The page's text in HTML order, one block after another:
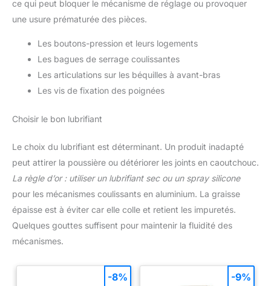
ce qui peut bloquer le mécanisme de réglage ou provoquer
une usure prématurée des pièces.
Les boutons-pression et leurs logements
Les bagues de serrage coulissantes
Les articulations sur les béquilles à avant-bras
Les vis de fixation des poignées
Choisir le bon lubrifiant
Le choix du lubrifiant est déterminant. Un produit inadapté
peut attirer la poussière ou détériorer les joints en caoutchouc.
La règle d’or : utiliser un lubrifiant sec ou un spray silicone
pour les mécanismes coulissants en aluminium. La graisse
épaisse est à éviter car elle colle et retient les impuretés.
Quelques gouttes suffisent pour maintenir la fluidité des
mécanismes.
-8% -9%